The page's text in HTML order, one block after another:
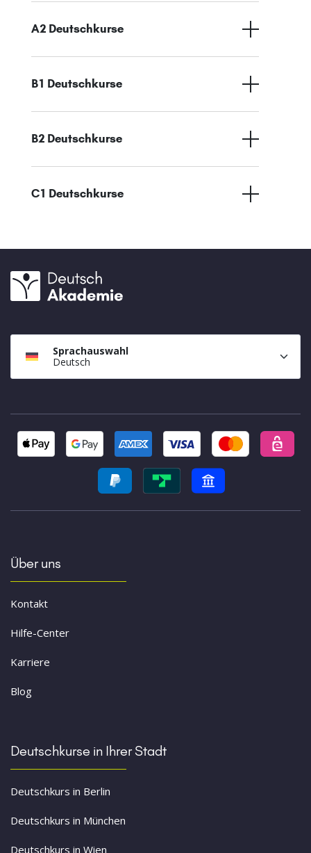
A2 Deutschkurse
B1 Deutschkurse
B2 Deutschkurse
C1 Deutschkurse
Sprachauswahl
Deutsch
Über uns
Kontakt
Hilfe-Center
Karriere
Blog
Deutschkurse in Ihrer Stadt
Deutschkurs in Berlin
Deutschkurs in München
Deutschkurs in Wien